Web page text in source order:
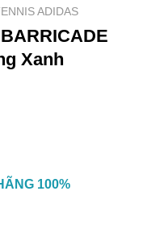
ADIDAS
Xanh
100%